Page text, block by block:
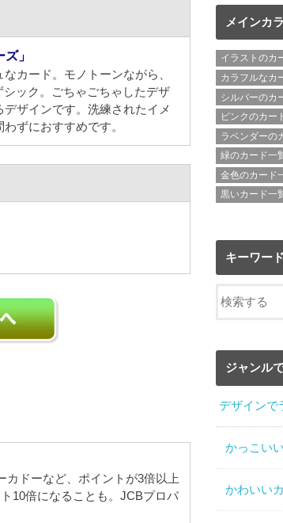
」
カード。モノトーンながら、
ック。ごちゃごちゃしたデザ
ザインです。洗練されたイメ
ずにおすすめです。
カドーなど、ポイントが3倍以上
10倍になることも。JCBプロパ
メインカ
イラストのカ
カラフルなカ
シルバーのカ
ピンクのカー
ラベンダーの
緑のカード一
金色のカード
黒いカード一
キーワー
ジャンル
デザインで
かっこい
かわいい